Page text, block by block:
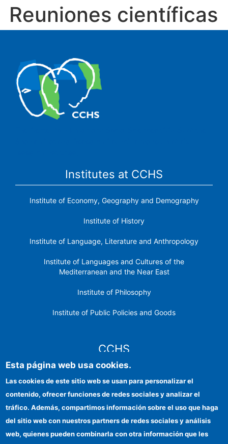
Reuniones científicas
Institutes at CCHS
Institute of Economy, Geography and Demography
Institute of History
Institute of Language, Literature and Anthropology
Institute of Languages ​​and Cultures of the
Mediterranean and the Near East
Institute of Philosophy
Institute of Public Policies and Goods
CCHS
Institutional identity
FEDER funds
Esta página web usa cookies.
Las cookies de este sitio web se usan para personalizar el
contenido, ofrecer funciones de redes sociales y analizar el
tráfico. Además, compartimos información sobre el uso que haga
del sitio web con nuestros partners de redes sociales y análisis
web, quienes pueden combinarla con otra información que les